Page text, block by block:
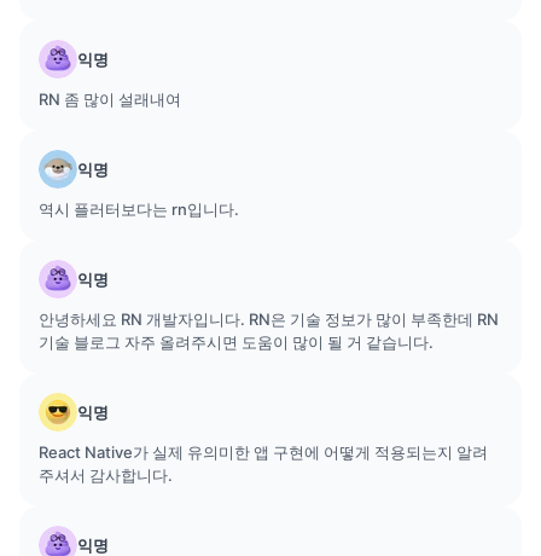
익명
RN 좀 많이 설래내여
익명
역시 플러터보다는 rn입니다.
익명
안녕하세요 RN 개발자입니다. RN은 기술 정보가 많이 부족한데 RN
기술 블로그 자주 올려주시면 도움이 많이 될 거 같습니다.
익명
React Native가 실제 유의미한 앱 구현에 어떻게 적용되는지 알려
주셔서 감사합니다.
익명